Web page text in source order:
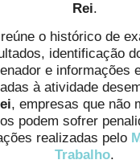
Rei.
reúne o histórico de
identificação
e informações
à atividade
, empresas que não
podem sofrer
realizadas pelo
Trabalho.